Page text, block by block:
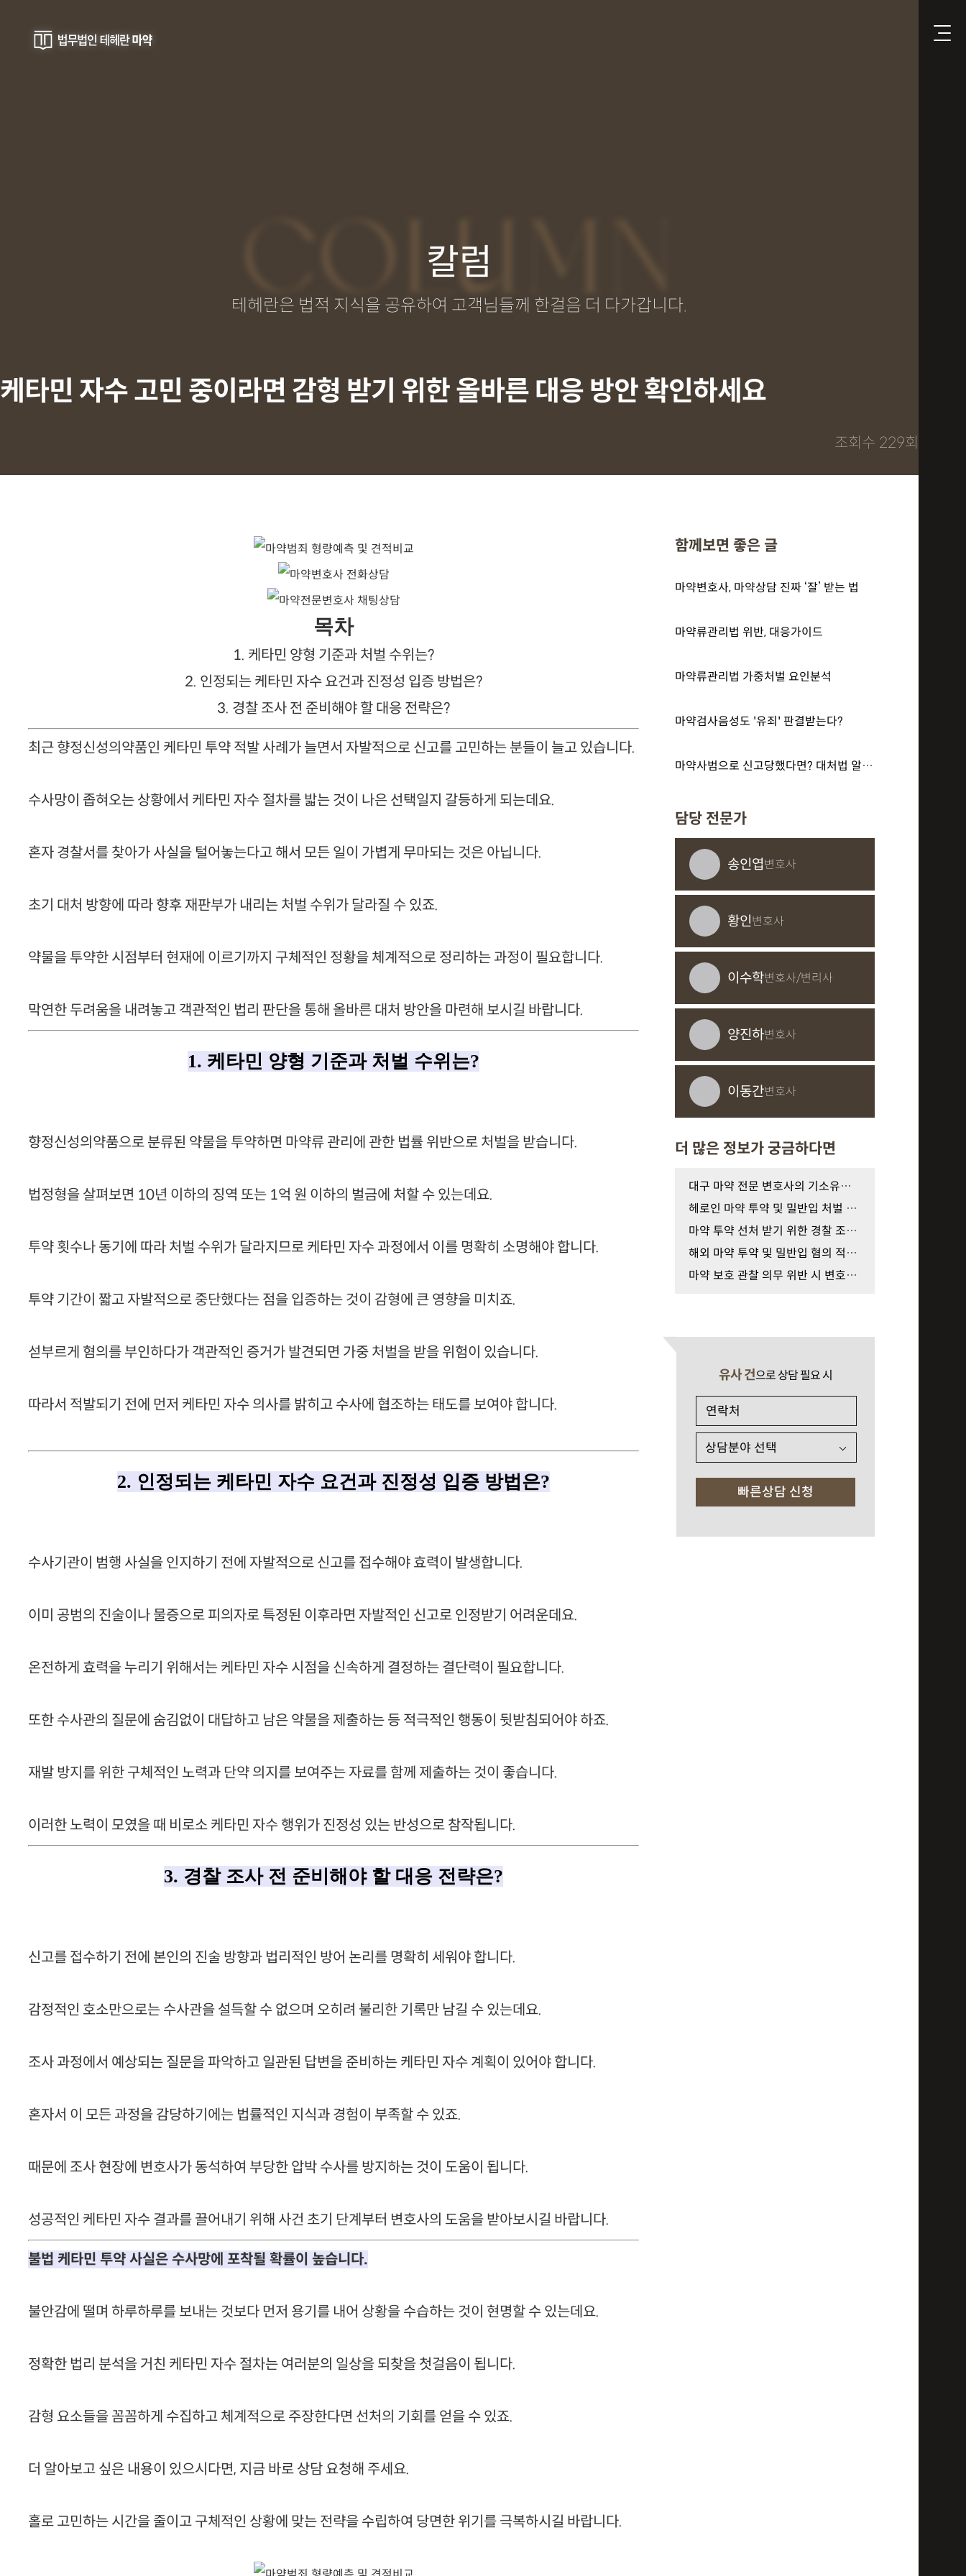
COLUMN
칼럼
테헤란은 법적 지식을 공유하여 고객님들께 한걸음 더 다가갑니다.
케타민 자수 고민 중이라면 감형 받기 위한 올바른 대응 방안 확인하세요
조회수 229회
목차
1. 케타민 양형 기준과 처벌 수위는?
2. 인정되는 케타민 자수 요건과 진정성 입증 방법은?
3. 경찰 조사 전 준비해야 할 대응 전략은?
최근 향정신성의약품인 케타민 투약 적발 사례가 늘면서 자발적으로 신고를 고민하는 분들이 늘고 있습니다.
수사망이 좁혀오는 상황에서 케타민 자수 절차를 밟는 것이 나은 선택일지 갈등하게 되는데요.
혼자 경찰서를 찾아가 사실을 털어놓는다고 해서 모든 일이 가볍게 무마되는 것은 아닙니다.
초기 대처 방향에 따라 향후 재판부가 내리는 처벌 수위가 달라질 수 있죠.
약물을 투약한 시점부터 현재에 이르기까지 구체적인 정황을 체계적으로 정리하는 과정이 필요합니다.
막연한 두려움을 내려놓고 객관적인 법리 판단을 통해 올바른 대처 방안을 마련해 보시길 바랍니다.
1. 케타민 양형 기준과 처벌 수위는?
향정신성의약품으로 분류된 약물을 투약하면 마약류 관리에 관한 법률 위반으로 처벌을 받습니다.
법정형을 살펴보면 10년 이하의 징역 또는 1억 원 이하의 벌금에 처할 수 있는데요.
투약 횟수나 동기에 따라 처벌 수위가 달라지므로 케타민 자수 과정에서 이를 명확히 소명해야 합니다.
투약 기간이 짧고 자발적으로 중단했다는 점을 입증하는 것이 감형에 큰 영향을 미치죠.
섣부르게 혐의를 부인하다가 객관적인 증거가 발견되면 가중 처벌을 받을 위험이 있습니다.
따라서 적발되기 전에 먼저 케타민 자수 의사를 밝히고 수사에 협조하는 태도를 보여야 합니다.
2. 인정되는 케타민 자수 요건과 진정성 입증 방법은?
수사기관이 범행 사실을 인지하기 전에 자발적으로 신고를 접수해야 효력이 발생합니다.
이미 공범의 진술이나 물증으로 피의자로 특정된 이후라면 자발적인 신고로 인정받기 어려운데요.
온전하게 효력을 누리기 위해서는 케타민 자수 시점을 신속하게 결정하는 결단력이 필요합니다.
또한 수사관의 질문에 숨김없이 대답하고 남은 약물을 제출하는 등 적극적인 행동이 뒷받침되어야 하죠.
재발 방지를 위한 구체적인 노력과 단약 의지를 보여주는 자료를 함께 제출하는 것이 좋습니다.
이러한 노력이 모였을 때 비로소 케타민 자수 행위가 진정성 있는 반성으로 참작됩니다.
3. 경찰 조사 전 준비해야 할 대응 전략은?
신고를 접수하기 전에 본인의 진술 방향과 법리적인 방어 논리를 명확히 세워야 합니다.
감정적인 호소만으로는 수사관을 설득할 수 없으며 오히려 불리한 기록만 남길 수 있는데요.
조사 과정에서 예상되는 질문을 파악하고 일관된 답변을 준비하는 케타민 자수 계획이 있어야 합니다.
혼자서 이 모든 과정을 감당하기에는 법률적인 지식과 경험이 부족할 수 있죠.
때문에 조사 현장에 변호사가 동석하여 부당한 압박 수사를 방지하는 것이 도움이 됩니다.
성공적인 케타민 자수 결과를 끌어내기 위해 사건 초기 단계부터 변호사의 도움을 받아보시길 바랍니다.
불법 케타민 투약 사실은 수사망에 포착될 확률이 높습니다.
불안감에 떨며 하루하루를 보내는 것보다 먼저 용기를 내어 상황을 수습하는 것이 현명할 수 있는데요.
정확한 법리 분석을 거친 케타민 자수 절차는 여러분의 일상을 되찾을 첫걸음이 됩니다.
감형 요소들을 꼼꼼하게 수집하고 체계적으로 주장한다면 선처의 기회를 얻을 수 있죠.
더 알아보고 싶은 내용이 있으시다면, 지금 바로 상담 요청해 주세요.
홀로 고민하는 시간을 줄이고 구체적인 상황에 맞는 전략을 수립하여 당면한 위기를 극복하시길 바랍니다.
함께보면 좋은 글
마약변호사, 마약상담 진짜 ‘잘’ 받는 법
마약류관리법 위반, 대응가이드
마약류관리법 가중처벌 요인분석
마약검사음성도 '유죄' 판결받는다?
마약사범으로 신고당했다면? 대처법 알아보기
담당 전문가
송인엽변호사
황인변호사
이수학변호사/변리사
양진하변호사
이동간변호사
더 많은 정보가 궁금하다면
대구 마약 전문 변호사의 기소유예 선처를 위한 법적…
헤로인 마약 투약 및 밀반입 처벌 수위와 선처 받기 …
마약 투약 선처 받기 위한 경찰 조사 대응과 양형 자…
해외 마약 투약 및 밀반입 혐의 적발 시 처벌 수위와 …
마약 보호 관찰 의무 위반 시 변호사의 법적 대처 방…
유사 건으로 상담 필요 시